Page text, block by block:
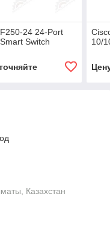
24 24-Port
Switch
10/
Казахстан